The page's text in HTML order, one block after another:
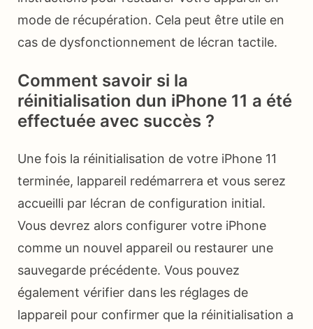
mode de récupération. Cela peut être utile en
cas de dysfonctionnement de lécran tactile.
Comment savoir si la
réinitialisation dun iPhone 11 a été
effectuée avec succès ?
Une fois la réinitialisation de votre iPhone 11
terminée, lappareil redémarrera et vous serez
accueilli par lécran de configuration initial.
Vous devrez alors configurer votre iPhone
comme un nouvel appareil ou restaurer une
sauvegarde précédente. Vous pouvez
également vérifier dans les réglages de
lappareil pour confirmer que la réinitialisation a